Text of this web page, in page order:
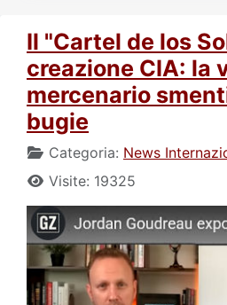
Il "Cartel de los
creazione CIA: la
mercenario
bugie
Categoria: News
Visite: 19325